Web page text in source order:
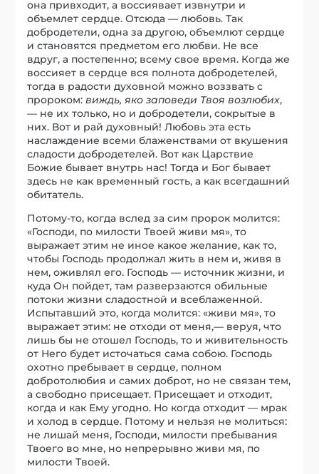
она привходит, а воссиявает извнутри и
объемлет сердце. Отсюда — любовь. Так
добродетели, одна за другою, объемлют сердце
и становятся предметом его любви. Не все
вдруг, а постепенно; всему свое время. Когда же
воссияет в сердце вся полнота добродетелей,
тогда в радости духовной можно воззвать с
пророком:виждь, яко заповеди Твоя возлюбих,
— не их только, но и добродетели, сокрытые в
них. Вот и рай духовный! Любовь эта есть
наслаждение всеми блаженствами от вкушения
сладости добродетелей. Вот как Царствие
Божие бывает внутрь нас! Тогда и Бог бывает
здесь не как временный гость, а как всегдашний
обитатель.
Потому-то, когда вслед за сим пророк молится:
«Господи, по милости Твоей живи мя», то
выражает этим не иное какое желание, как то,
чтобы Господь продолжал жить в нем и, живя в
нем, оживлял его. Господь — источник жизни, и
куда Он пойдет, там разверзаются обильные
потоки жизни сладостной и всеблаженной.
Испытавший это, когда молится: «живи мя», то
выражает этим: не отходи от меня,— веруя, что
лишь бы не отошел Господь, то и живительность
от Него будет источаться сама собою. Господь
охотно пребывает в сердце, полном
добротолюбия и самих доброт, но не связан тем,
а свободно присещает. Присещает и отходит,
когда и как Ему угодно. Но когда отходит — мрак
и холод в сердце. Потому и нельзя не молиться:
не лишай меня, Господи, милости пребывания
Твоего во мне, но непрерывно живи мя, по
милости Твоей.